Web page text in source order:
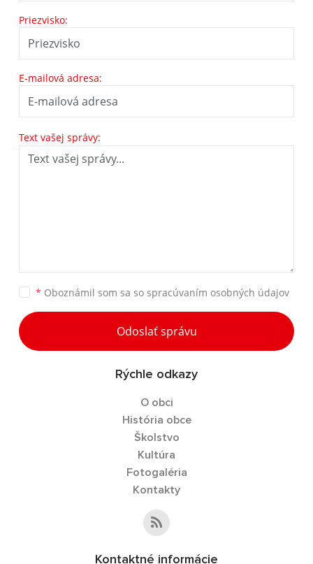
Priezvisko:
E-mailová adresa:
Text vašej správy:
* Oboznámil som sa so spracúvaním osobných údajov
Odoslať správu
Rýchle odkazy
O obci
História obce
Školstvo
Kultúra
Fotogaléria
Kontakty
Kontaktné informácie